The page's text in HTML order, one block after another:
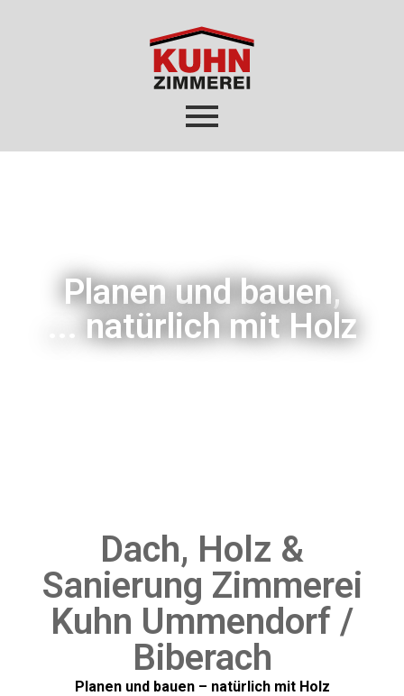
Planen und bauen,
... natürlich mit Holz
Dach, Holz &
Sanierung Zimmerei
Kuhn Ummendorf /
Biberach
Planen und bauen – natürlich mit Holz